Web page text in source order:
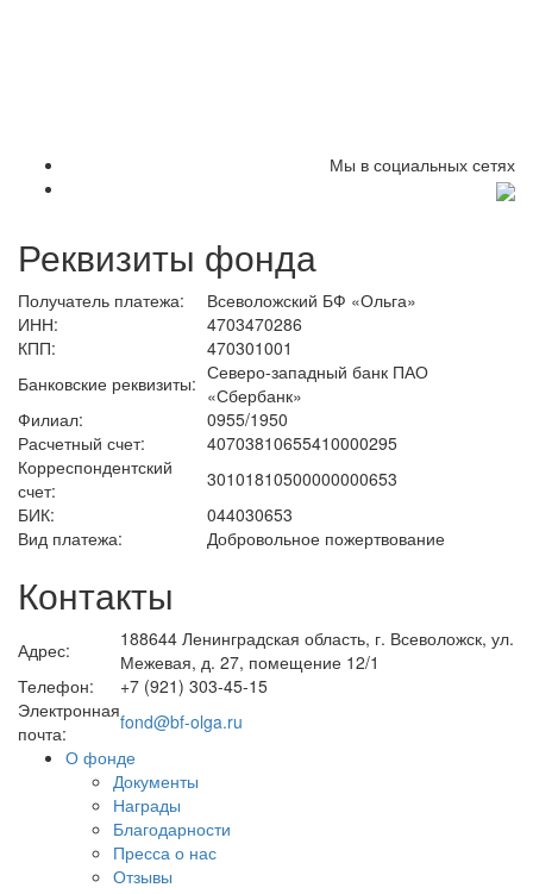
Мы в социальных сетях
Реквизиты фонда
Получатель платежа:
Всеволожский БФ «Ольга»
ИНН:
4703470286
КПП:
470301001
Банковские реквизиты: Северо-западный банк ПАО
«Сбербанк»
Филиал:
0955/1950
Расчетный счет:
40703810655410000295
Корреспондентский
счет:
30101810500000000653
БИК:
044030653
Вид платежа:
Добровольное пожертвование
Контакты
Адрес:
188644 Ленинградская область, г. Всеволожск, ул.
Межевая, д. 27, помещение 12/1
Телефон:
+7 (921) 303-45-15
Электронная
почта:
fond@bf-olga.ru
О фонде
Документы
Награды
Благодарности
Пресса о нас
Отзывы